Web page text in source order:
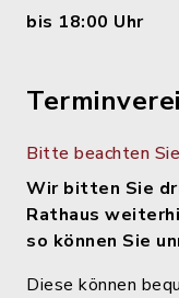
bis 18:00 Uhr
Bitte beachten
Wir bitten Sie
Rathaus
so können Sie
Diese können